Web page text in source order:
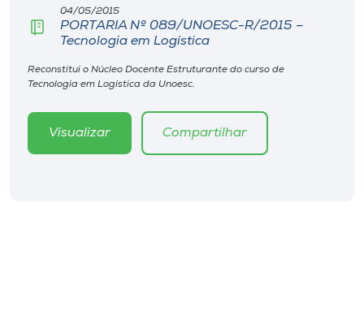
Editora
Rádio
Museu
04/05/2015
PORTARIA Nº 089/UNOESC-R/2015 –
Tecnologia em Logística
Reconstitui o Núcleo Docente Estruturante do curso de
Tecnologia em Logística da Unoesc.
Visualizar Compartilhar